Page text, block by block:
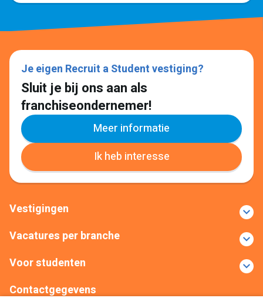
Je eigen Recruit a Student vestiging?
Sluit je bij ons aan als
franchiseondernemer!
Meer informatie
Ik heb interesse
Vestigingen
Vacatures per branche
Voor studenten
Contactgegevens